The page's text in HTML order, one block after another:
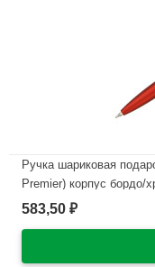
Ручка шариковая
Premier) корпус
арт.210027
583,50 ₽